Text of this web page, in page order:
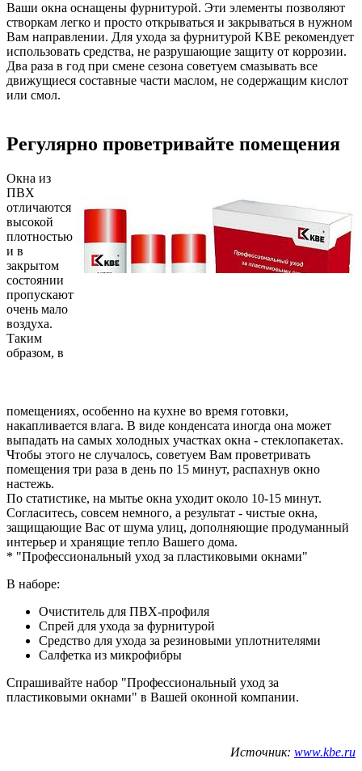
Ваши окна оснащены фурнитурой. Эти элементы позволяют
створкам легко и просто открываться и закрываться в нужном
Вам направлении. Для ухода за фурнитурой KBE рекомендует
использовать средства, не разрушающие защиту от коррозии.
Два раза в год при смене сезона советуем смазывать все
движущиеся составные части маслом, не содержащим кислот
или смол.
Регулярно проветривайте помещения
Окна из
ПВХ
отличаются
высокой
плотностью
и в
закрытом
состоянии
пропускают
очень мало
воздуха.
Таким
образом, в
помещениях, особенно на кухне во время готовки,
накапливается влага. В виде конденсата иногда она может
выпадать на самых холодных участках окна - стеклопакетах.
Чтобы этого не случалось, советуем Вам проветривать
помещения три раза в день по 15 минут, распахнув окно
настежь.
По статистике, на мытье окна уходит около 10-15 минут.
Согласитесь, совсем немного, а результат - чистые окна,
защищающие Вас от шума улиц, дополняющие продуманный
интерьер и хранящие тепло Вашего дома.
* "Профессиональный уход за пластиковыми окнами"
В наборе:
Очиститель для ПВХ-профиля
Спрей для ухода за фурнитурой
Средство для ухода за резиновыми уплотнителями
Салфетка из микрофибры
Спрашивайте набор "Профессиональный уход за
пластиковыми окнами" в Вашей оконной компании.
Источник: www.kbe.ru